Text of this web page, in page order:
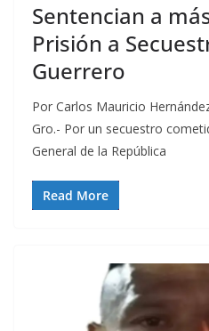
Sentencian a
Prisión a
Guerrero
Por Carlos Mauricio
Gro.- Por un secuestro
General de la República
Read More